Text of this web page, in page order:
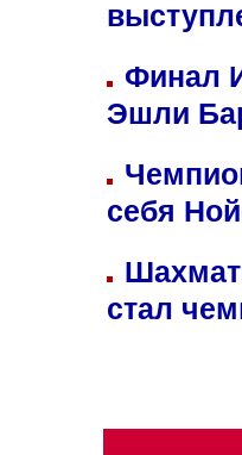
Финал
Эшли
себя
стал